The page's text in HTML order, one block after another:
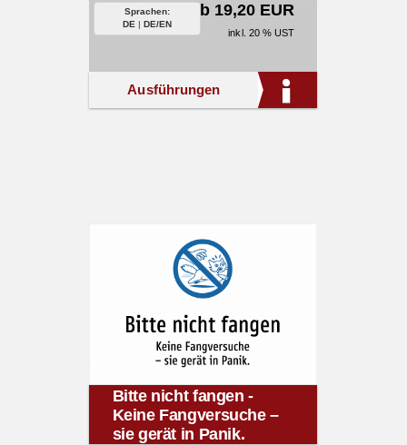
Sprachen:
DE | DE/EN
ab 19,20 EUR
inkl. 20 % UST
Ausführungen
Bitte nicht fangen -
Keine Fangversuche –
sie gerät in Panik.